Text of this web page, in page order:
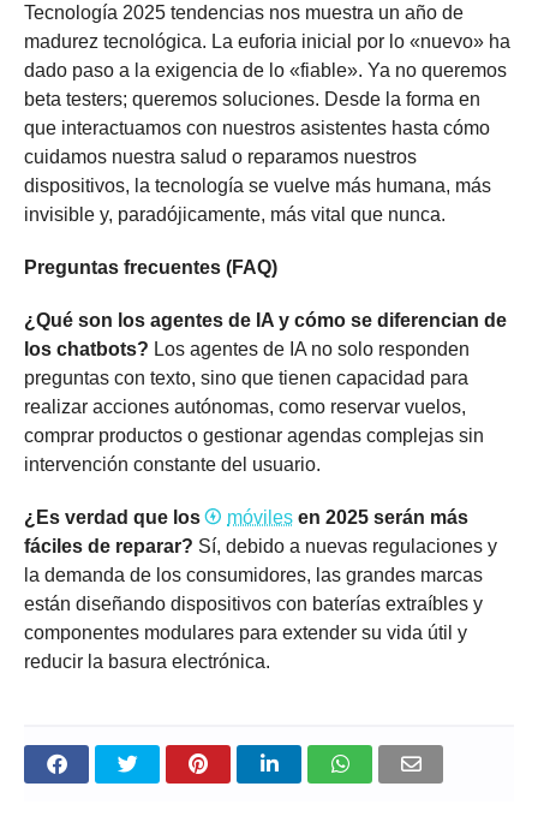
Tecnología 2025 tendencias nos muestra un año de
madurez tecnológica. La euforia inicial por lo «nuevo» ha
dado paso a la exigencia de lo «fiable». Ya no queremos
beta testers; queremos soluciones. Desde la forma en
que interactuamos con nuestros asistentes hasta cómo
cuidamos nuestra salud o reparamos nuestros
dispositivos, la tecnología se vuelve más humana, más
invisible y, paradójicamente, más vital que nunca.
Preguntas frecuentes (FAQ)
¿Qué son los agentes de IA y cómo se diferencian de
los chatbots? Los agentes de IA no solo responden
preguntas con texto, sino que tienen capacidad para
realizar acciones autónomas, como reservar vuelos,
comprar productos o gestionar agendas complejas sin
intervención constante del usuario.
¿Es verdad que los móviles en 2025 serán más
fáciles de reparar? Sí, debido a nuevas regulaciones y
la demanda de los consumidores, las grandes marcas
están diseñando dispositivos con baterías extraíbles y
componentes modulares para extender su vida útil y
reducir la basura electrónica.